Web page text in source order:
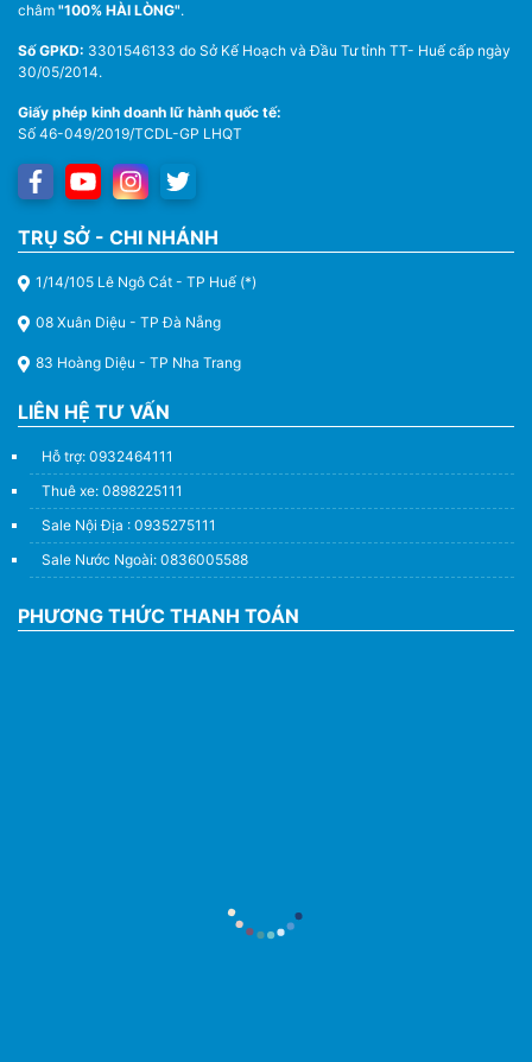
châm "100% HÀI LÒNG".
Số GPKD: 3301546133 do Sở Kế Hoạch và Đầu Tư tỉnh TT- Huế cấp ngày
30/05/2014.
Giấy phép kinh doanh lữ hành quốc tế:
Số 46-049/2019/TCDL-GP LHQT
TRỤ SỞ - CHI NHÁNH
1/14/105 Lê Ngô Cát - TP Huế (*)
08 Xuân Diệu - TP Đà Nẵng
83 Hoàng Diệu - TP Nha Trang
LIÊN HỆ TƯ VẤN
Hỗ trợ: 0932464111
Thuê xe: 0898225111
Sale Nội Địa : 0935275111
Sale Nước Ngoài: 0836005588
PHƯƠNG THỨC THANH TOÁN